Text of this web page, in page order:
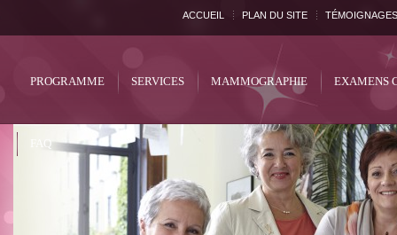
ACCUEIL PLAN DU SITE TÉMOIGNAGES
PROGRAMME SERVICES MAMMOGRAPHIE EXAMENS
FAQ